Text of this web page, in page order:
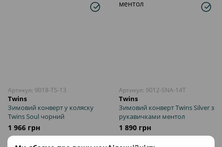
Артикул: 9018-TS-13
Twins
Зимовий конверт у коляску
Twins Soul чорний
1 966 грн
Артикул: 9012-SNA-14T
Twins
Зимовий конверт Twins Silver з
рукавичками ментол
1 890 грн